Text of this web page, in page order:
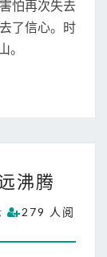
怕再次失去
了信心。时
。
沸腾
279 人阅